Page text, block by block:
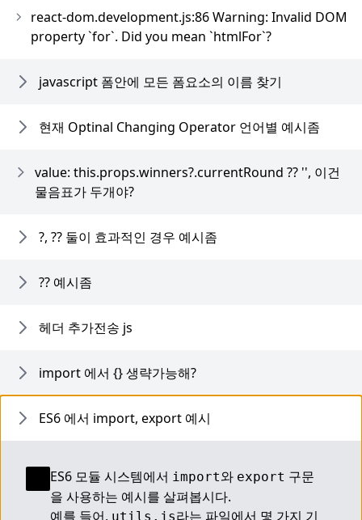
react-dom.development.js:86 Warning: Invalid DOM
property `for`. Did you mean `htmlFor`?
javascript 폼안에 모든 폼요소의 이름 찾기
현재 Optinal Changing Operator 언어별 예시좀
value: this.props.winners?.currentRound ?? '', 이건
물음표가 두개야?
?, ?? 둘이 효과적인 경우 예시좀
?? 예시좀
헤더 추가전송 js
import 에서 {} 생략가능해?
ES6 에서 import, export 예시
ES6 모듈 시스템에서 import와 export 구문
을 사용하는 예시를 살펴봅시다.
예를 들어, utils.js라는 파일에서 몇 가지 기